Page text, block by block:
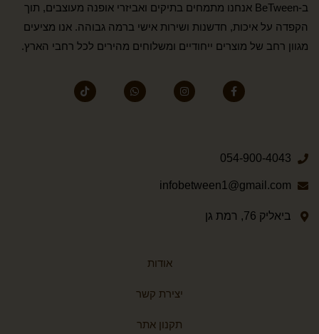
ב-BeTween אנחנו מתמחים בתיקים ואביזרי אופנה מעוצבים, תוך
הקפדה על איכות, חדשנות ושירות אישי ברמה גבוהה. אנו מציעים
מגוון רחב של מוצרים ייחודיים ומשלוחים מהירים לכל רחבי הארץ.
054-900-4043
infobetween1@gmail.com
ביאליק 76, רמת גן
אודות
יצירת קשר
תקנון אתר